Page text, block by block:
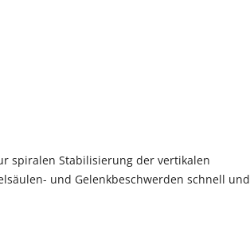
spiralen Stabilisierung der vertikalen
und Gelenkbeschwerden schnell und